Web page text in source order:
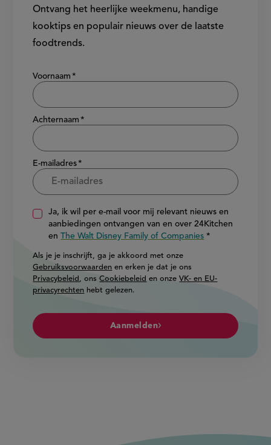
Ontvang het heerlijke weekmenu, handige
kooktips en populair nieuws over de laatste
foodtrends.
Show/hide
Voornaam
Achternaam
E-mailadres
Ja, ik wil per e-mail voor mij relevant nieuws en
aanbiedingen ontvangen van en over 24Kitchen
enThe Walt Disney Family of Companies
Als je je inschrijft, ga je akkoord met onze
Gebruiksvoorwaarden en erken je dat je ons
Privacybeleid , onsCookiebeleid en onzeVK- en EU-
privacyrechten hebt gelezen.
Aanmelden